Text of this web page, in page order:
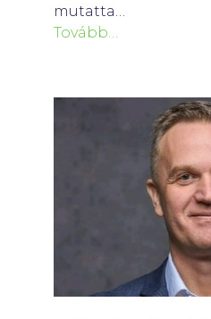
mutatta…
Tovább…